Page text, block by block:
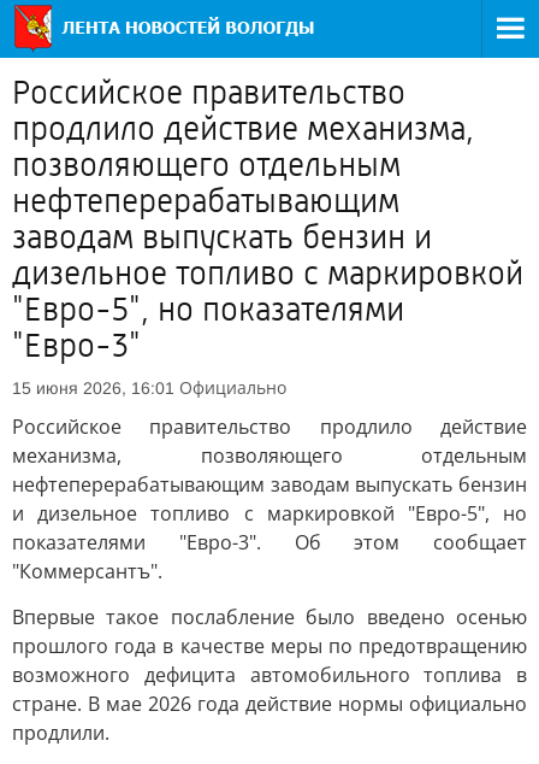
Российское правительство
продлило действие механизма,
позволяющего отдельным
нефтеперерабатывающим
заводам выпускать бензин и
дизельное топливо с маркировкой
"Евро-5", но показателями
"Евро-3"
15 июня 2026, 16:01 Официально
Российское правительство продлило действие
механизма, позволяющего отдельным
нефтеперерабатывающим заводам выпускать бензин
и дизельное топливо с маркировкой "Евро-5", но
показателями "Евро-3". Об этом сообщает
"Коммерсантъ".
Впервые такое послабление было введено осенью
прошлого года в качестве меры по предотвращению
возможного дефицита автомобильного топлива в
стране. В мае 2026 года действие нормы официально
продлили.